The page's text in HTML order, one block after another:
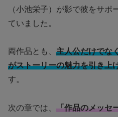
（小池栄子）が影で彼をサポ
ていました。
両作品とも、 主人公だけでな
がストーリーの魅力を引き上
す。
次の章では、 「作品のメッセ